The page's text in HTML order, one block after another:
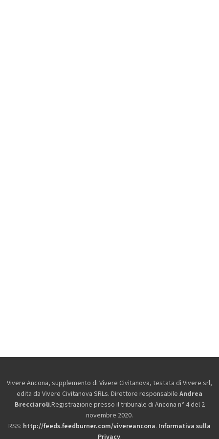
Vivere Ancona, supplemento di Vivere Civitanova, testata di Vivere srl,
edita da Vivere Civitanova SRLs. Direttore responsabile Andrea
Brecciaroli.Registrazione presso il tribunale di Ancona n° 4 del 2
novembre 2020.
RSS: http://feeds.feedburner.com/vivereancona. Informativa sulla
Privacy.